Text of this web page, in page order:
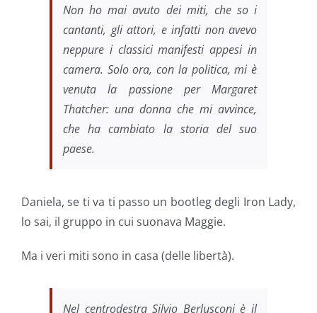
Non ho mai avuto dei miti, che so i
cantanti, gli attori, e infatti non avevo
neppure i classici manifesti appesi in
camera. Solo ora, con la politica, mi è
venuta la passione per Margaret
Thatcher: una donna che mi avvince,
che ha cambiato la storia del suo
paese.
Daniela, se ti va ti passo un bootleg degli Iron Lady,
lo sai, il gruppo in cui suonava Maggie.
Ma i veri miti sono in casa (delle libertà).
Nel centrodestra Silvio Berlusconi è il